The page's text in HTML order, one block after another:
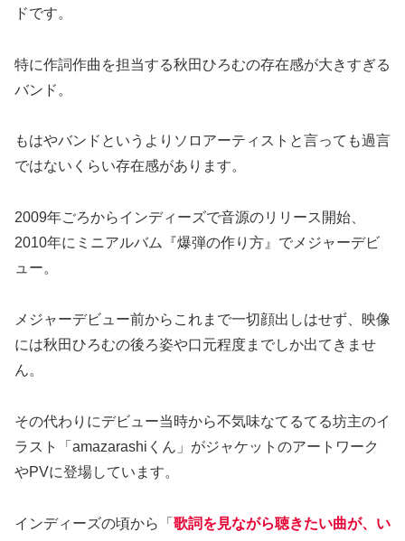
ドです。
特に作詞作曲を担当する秋田ひろむの存在感が大きすぎる
バンド。
もはやバンドというよりソロアーティストと言っても過言
ではないくらい存在感があります。
2009年ごろからインディーズで音源のリリース開始、
2010年にミニアルバム『爆弾の作り方』でメジャーデビ
ュー。
メジャーデビュー前からこれまで一切顔出しはせず、映像
には秋田ひろむの後ろ姿や口元程度までしか出てきませ
ん。
その代わりにデビュー当時から不気味なてるてる坊主のイ
ラスト「amazarashiくん」がジャケットのアートワーク
やPVに登場しています。
インディーズの頃から「 歌詞を見ながら聴きたい曲が、い